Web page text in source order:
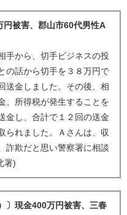
円被害、郡山市60代男性A
手から、切手ビジネスの投
の話から切手を３８万円で
送金しました。その後、相
、所得税が発生することを
金し、合計で１２回の送金
られました。Ａさんは、収
詐欺だと思い警察署に相談
署)
〕現金400万円被害、三春